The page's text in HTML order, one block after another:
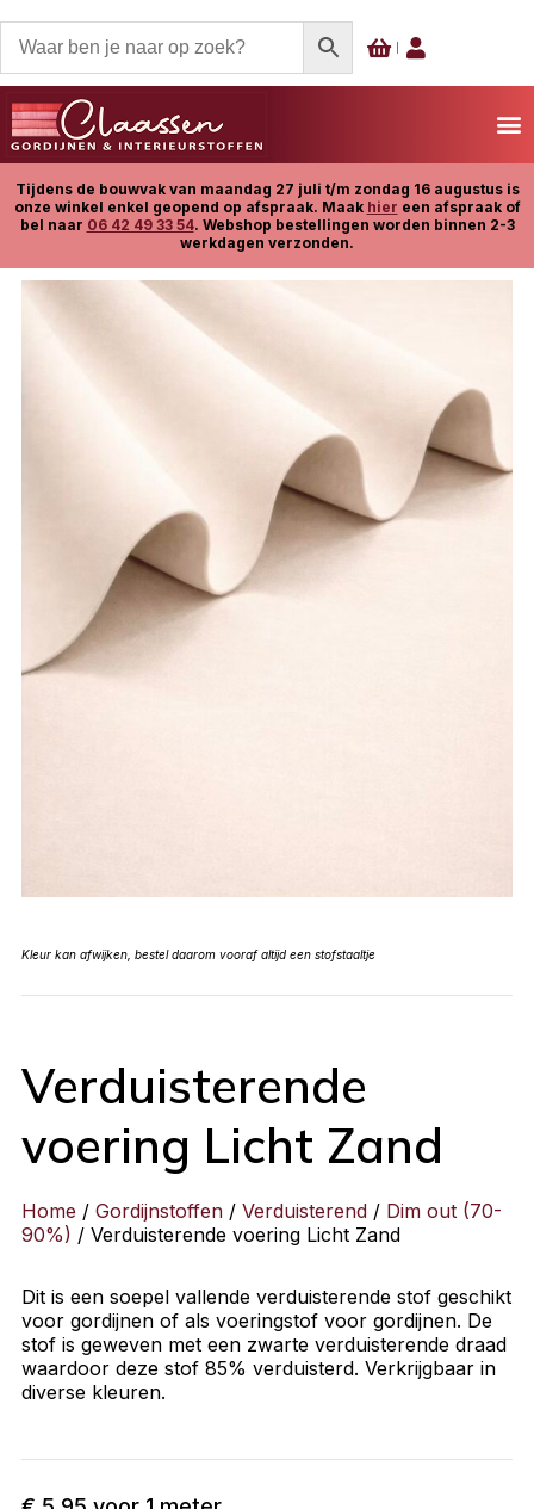
Tijdens de bouwvak van maandag 27 juli t/m zondag 16 augustus is
onze winkel enkel geopend op afspraak. Maak hier een afspraak of
bel naar 06 42 49 33 54. Webshop bestellingen worden binnen 2-3
werkdagen verzonden.
Kleur kan afwijken, bestel daarom vooraf altijd een stofstaaltje
Verduisterende
voering Licht Zand
Home / Gordijnstoffen / Verduisterend / Dim out (70-
90%) / Verduisterende voering Licht Zand
Dit is een soepel vallende verduisterende stof geschikt
voor gordijnen of als voeringstof voor gordijnen. De
stof is geweven met een zwarte verduisterende draad
waardoor deze stof 85% verduisterd. Verkrijgbaar in
diverse kleuren.